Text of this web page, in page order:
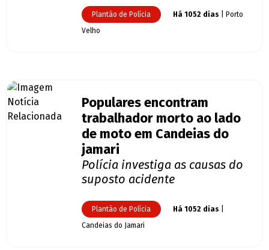
Plantão de Polícia Há 1052 dias | Porto
Velho
Populares encontram
trabalhador morto ao lado
de moto em Candeias do
jamari
Polícia investiga as causas do
suposto acidente
Plantão de Polícia Há 1052 dias
Candeias do Jamari